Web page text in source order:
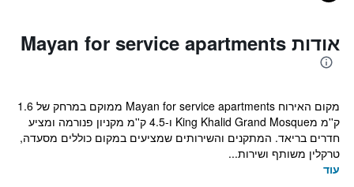
אודות Mayan for service apartments
מקום האירוח Mayan for service apartments ממוקם במרחק של 1.6
ק''מ מKing Khalid Grand Mosque ו-4.5 ק''מ מקניון פנורמה ומציע
חדרים בריאד. המתקנים והשירותים שמציעים במקום כוללים מסעדה,
טרקלין משותף ושירות...
עוד